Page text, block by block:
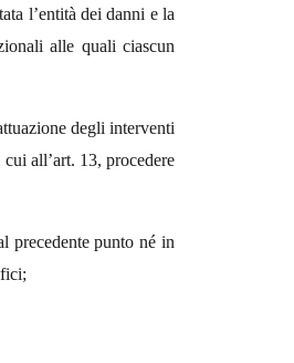
l’entità dei danni e la
alle quali ciascun
degli interventi
all’art. 13, procedere
precedente punto né in